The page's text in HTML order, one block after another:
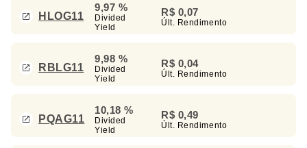
HLOG11
9,97 %
Divided
Yield
R$ 0,07
Últ. Rendimento
RBLG11
9,98 %
Divided
Yield
R$ 0,04
Últ. Rendimento
PQAG11
10,18 %
Divided
Yield
R$ 0,49
Últ. Rendimento